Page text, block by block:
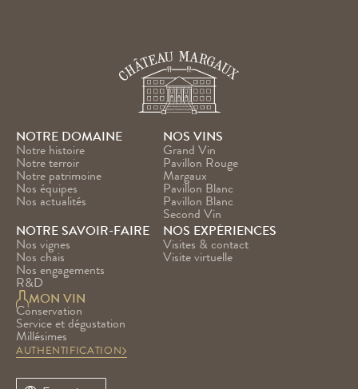
NOTRE DOMAINE
Notre histoire
Notre terroir
Notre patrimoine
Nos équipes
Nos actualités
NOS VINS
Grand Vin
Pavillon Rouge
Margaux
Pavillon Blanc
Pavillon Blanc
Second Vin
NOTRE SAVOIR-FAIRE
Nos vignes
Nos chais
Nos engagements
R&D
NOS EXPÉRIENCES
Visites & contact
Visite virtuelle
MON VIN
Conservation
Service et dégustation
Millésimes
AUTHENTIFICATION
Select Language